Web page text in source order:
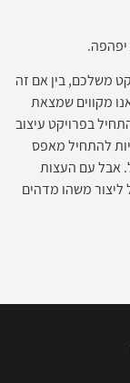
יפהפה.
משלכם, בין אם זה
מקווים שמצאת
בפרויקט עיצוב
להתחיל מאפס
אבל עם העצות
משהו מדהים